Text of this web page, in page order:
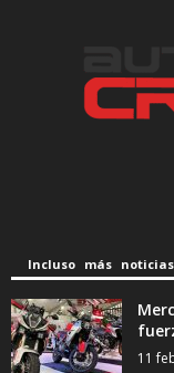
Incluso más noticias
11